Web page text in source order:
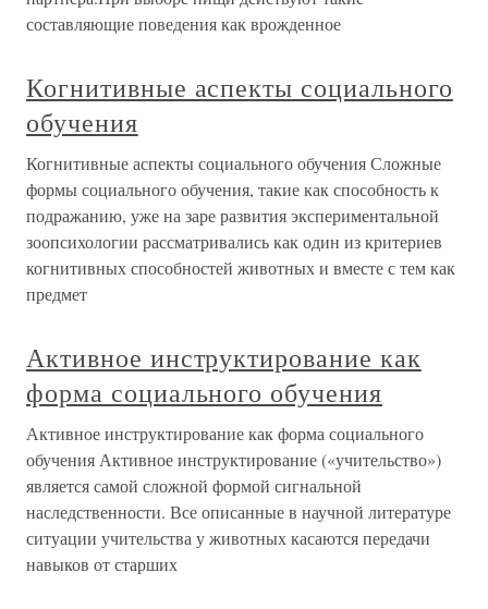
составляющие поведения как врожденное
Когнитивные аспекты социального
обучения
Когнитивные аспекты социального обучения Сложные
формы социального обучения, такие как способность к
подражанию, уже на заре развития экспериментальной
зоопсихологии рассматривались как один из критериев
когнитивных способностей животных и вместе с тем как
предмет
Активное инструктирование как
форма социального обучения
Активное инструктирование как форма социального
обучения Активное инструктирование («учительство»)
является самой сложной формой сигнальной
наследственности. Все описанные в научной литературе
ситуации учительства у животных касаются передачи
навыков от старших